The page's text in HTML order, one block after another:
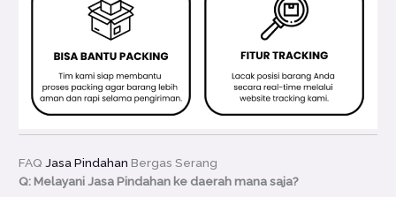
FAQ Jasa Pindahan Bergas Serang
Q: Melayani Jasa Pindahan ke daerah mana saja?